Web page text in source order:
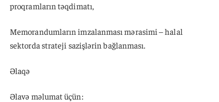
proqramların təqdimatı,
Memorandumların imzalanması mərasimi – halal
sektorda strateji sazişlərin bağlanması.
Əlaqə
Əlavə məlumat üçün: